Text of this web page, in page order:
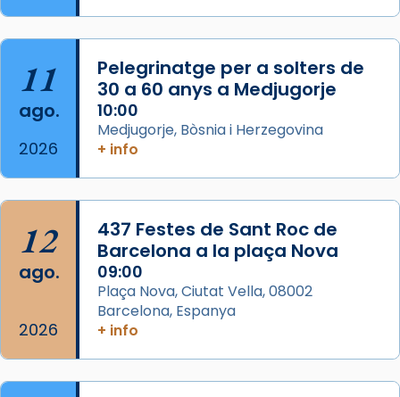
Acompanyant la història de sant Cugat, a
partir de l’Edat Mitjana sorgeix la tradició
que les santes Juliana (“relatiu a Júlia”) i
Semproniana (“relatiu a Semprònia =
eterna”) són deixebles seves. I l’any 1667, el
frare Joan Gaspar Roig, afirma en una obra
que les santes són filles de l’antiga Iluro.
Mataró en reivindicarà les relíq
Foto
View on Facebook · Share
11
ago.
2026
Pelegrinatge per a solters de
30 a 60 anys a Medjugorje
10:00
Medjugorje, Bòsnia i Herzegovina
+ info
12
ago.
2026
437 Festes de Sant Roc de
Barcelona a la plaça Nova
09:00
Plaça Nova, Ciutat Vella, 08002
Barcelona, Espanya
+ info